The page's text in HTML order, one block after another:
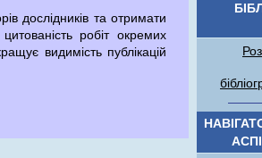
дослідників та отримати
робіт окремих
видимість публікацій